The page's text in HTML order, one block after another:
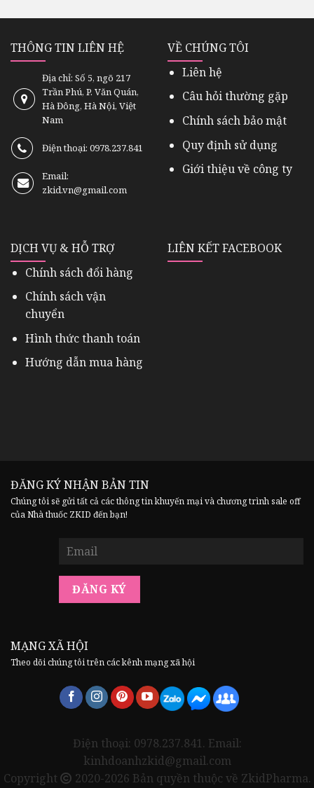
THÔNG TIN LIÊN HỆ
Địa chỉ: Số 5, ngõ 217
Trần Phú, P. Văn Quán,
Hà Đông, Hà Nội, Việt
Nam
Điện thoại: 0978.237.841
Email:
zkid.vn@gmail.com
VỀ CHÚNG TÔI
Liên hệ
Câu hỏi thường gặp
Chính sách bảo mật
Quy định sử dụng
Giới thiệu về công ty
DỊCH VỤ & HỖ TRỢ
Chính sách đổi hàng
Chính sách vận
chuyển
Hình thức thanh toán
Hướng dẫn mua hàng
LIÊN KẾT FACEBOOK
ĐĂNG KÝ NHẬN BẢN TIN
Chúng tôi sẽ gửi tất cả các thông tin khuyến mại và chương trình sale off
của Nhà thuốc ZKID đến bạn!
MẠNG XÃ HỘI
Theo dõi chúng tôi trên các kênh mạng xã hội
Điện thoại: 0978.237.841. Email:
kinhdoanhzkid@gmail.com
Copyright
2020-2026 Bản quyền thuộc về ZkidPharma.